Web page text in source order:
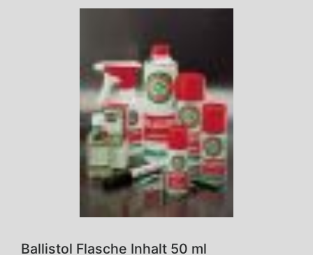
Ballistol Flasche Inhalt 50 ml